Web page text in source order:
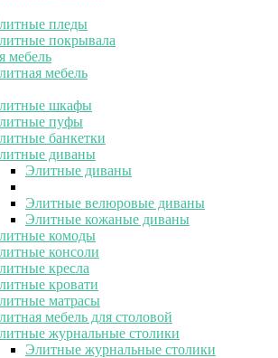
пледы
покрывала
мебель
мебель
шкафы
пуфы
банкетки
диваны
Элитные диваны
Элитные велюровые диваны
Элитные кожаные диваны
комоды
консоли
кресла
кровати
матрасы
мебель для столовой
журнальные столики
Элитные журнальные столики